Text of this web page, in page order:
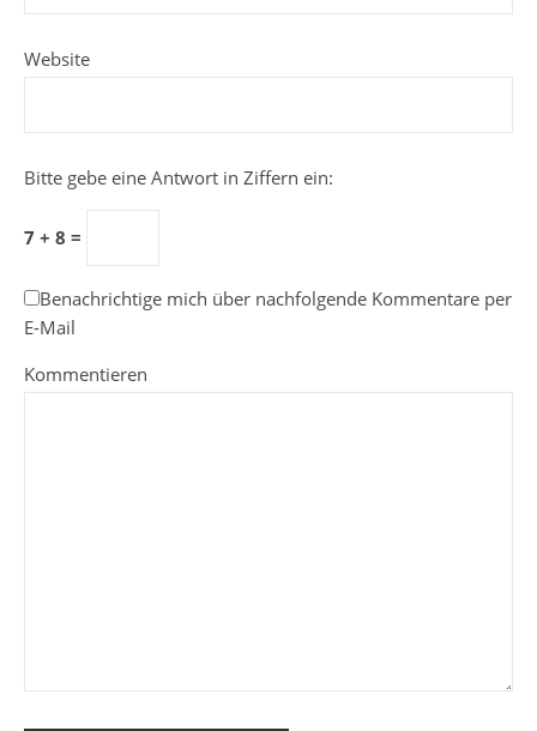
Website
Bitte gebe eine Antwort in Ziffern ein:
7 + 8 =
Benachrichtige mich über nachfolgende Kommentare per
E-Mail
Kommentieren